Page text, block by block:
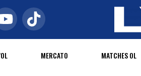
MERCATO MATCHES OL